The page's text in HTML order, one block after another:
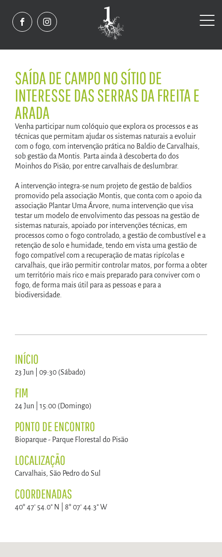
SAÍDA DE CAMPO NO SÍTIO DE
INTERESSE DAS SERRAS DA FREITA E
ARADA
Venha participar num colóquio que explora os processos e as
técnicas que permitam ajudar os sistemas naturais a evoluir
com o fogo, com intervenção prática no Baldio de Carvalhais,
sob gestão da Montis. Parta ainda à descoberta do dos
Moinhos do Pisão, por entre carvalhais de deslumbrar.
A intervenção integra-se num projeto de gestão de baldios
promovido pela associação Montis, que conta com o apoio da
associação Plantar Uma Árvore, numa intervenção que visa
testar um modelo de envolvimento das pessoas na gestão de
sistemas naturais, apoiado por intervenções técnicas, em
processos como o fogo controlado, a gestão de combustível e a
retenção de solo e humidade, tendo em vista uma gestão de
fogo compatível com a recuperação de matas ripícolas e
carvalhais, que irão permitir controlar matos, por forma a obter
um território mais rico e mais preparado para conviver com o
fogo, de forma mais útil para as pessoas e para a
biodiversidade.
INÍCIO
23 Jun | 09:30 (Sábado)
FIM
24 Jun | 15:00 (Domingo)
PONTO DE ENCONTRO
Bioparque - Parque Florestal do Pisão
LOCALIZAÇÃO
Carvalhais, São Pedro do Sul
COORDENADAS
40° 47' 54.0" N | 8° 07' 44.3" W